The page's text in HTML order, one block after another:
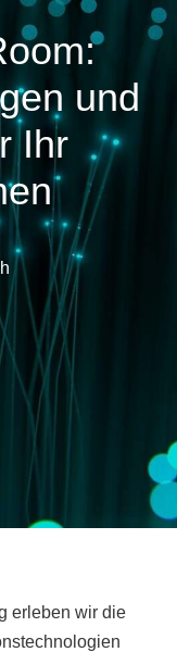
und
Ihr
erleben wir die